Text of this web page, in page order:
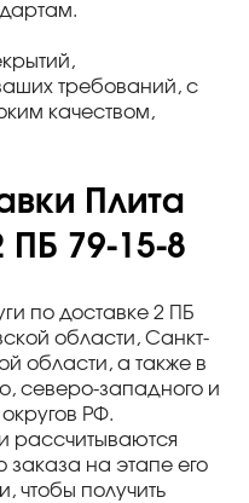
требований, с
качеством,
Плита
ПБ 79-15-8
по доставке 2 ПБ
области, Санкт-
области, а также в
северо-западного и
РФ.
рассчитываются
заказа на этапе его
чтобы получить